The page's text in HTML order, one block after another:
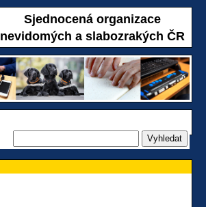
Sjednocená organizace
nevidomých a slabozrakých ČR